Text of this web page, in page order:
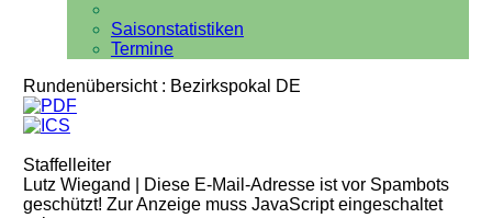
Saisonstatistiken
Termine
Rundenübersicht : Bezirkspokal DE
Staffelleiter
Lutz Wiegand |
Diese E-Mail-Adresse ist vor Spambots
geschützt! Zur Anzeige muss JavaScript eingeschaltet